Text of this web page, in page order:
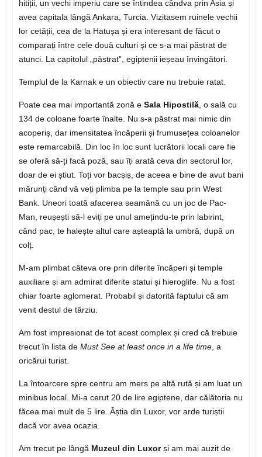
hitiții, un vechi imperiu care se întindea cândva prin Asia și
avea capitala lângă Ankara, Turcia. Vizitasem ruinele vechii
lor cetății, cea de la Hatușa și era interesant de făcut o
comparați între cele două culturi și ce s-a mai păstrat de
atunci. La capitolul „păstrat”, egiptenii ieșeau învingători.
Templul de la Karnak e un obiectiv care nu trebuie ratat.
Poate cea mai importantă zonă eSala Hipostilă, o sală cu
134 de coloane foarte înalte. Nu s-a păstrat mai nimic din
acoperiș, dar imensitatea încăperii și frumusețea coloanelor
este remarcabilă. Din loc în loc sunt lucrătorii locali care fie
se oferă să-ți facă poză, sau îți arată ceva din sectorul lor,
doar de ei știut. Toți vor bacșiș, de aceea e bine de avut bani
mărunți când vă veți plimba pe la temple sau prin West
Bank. Uneori toată afacerea seamănă cu un joc de Pac-
Man, reușești să-l eviți pe unul amețindu-te prin labirint,
când pac, te halește altul care așteaptă la umbră, după un
colț.
M-am plimbat câteva ore prin diferite încăperi și temple
auxiliare și am admirat diferite statui și hieroglife. Nu a fost
chiar foarte aglomerat. Probabil și datorită faptului că am
venit destul de târziu.
Am fost impresionat de tot acest complex și cred că trebuie
trecut în lista de Must See at least once in a life time, a
oricărui turist.
La întoarcere spre centru am mers pe altă rută și am luat un
minibus local. Mi-a cerut 20 de lire egiptene, dar călătoria nu
făcea mai mult de 5 lire. Ăștia din Luxor, vor arde turiștii
dacă vor avea ocazia.
Am trecut pe lângă Muzeul din Luxorși am mai auzit de